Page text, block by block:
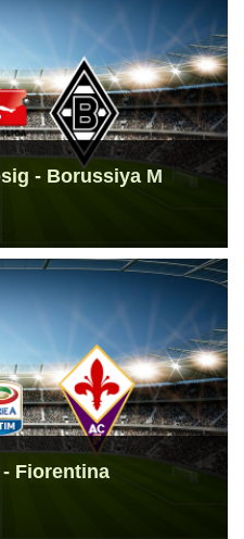
- Borussiya M
Fiorentina